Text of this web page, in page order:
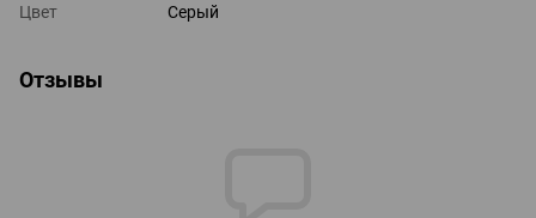
Цвет
Серый
Отзывы